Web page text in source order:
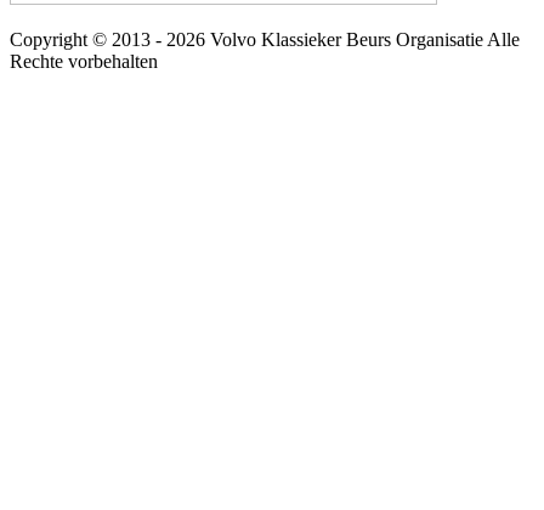
Copyright © 2013 - 2026 Volvo Klassieker Beurs Organisatie Alle
Rechte vorbehalten